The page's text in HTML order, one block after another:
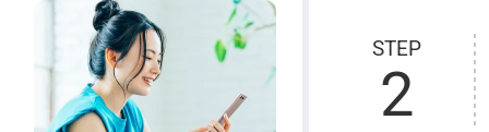
STEP
2